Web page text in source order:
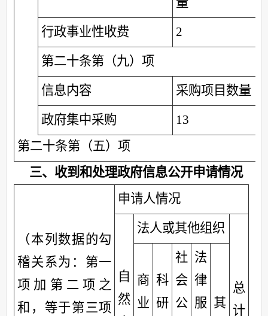
行政事业性收费 2
第二十条第（九）项
信息内容 采购项目数量
政府集中采购 13
第二十条第（五）项
三、收到和处理政府信息公开申请情况
（本列数据的勾
稽关系为：第一
项加第二项之
和，等于第三项
申请人情况
自
然
法人或其他组织
总
计
商
业
科
研
社
会
公
法
律
服 其